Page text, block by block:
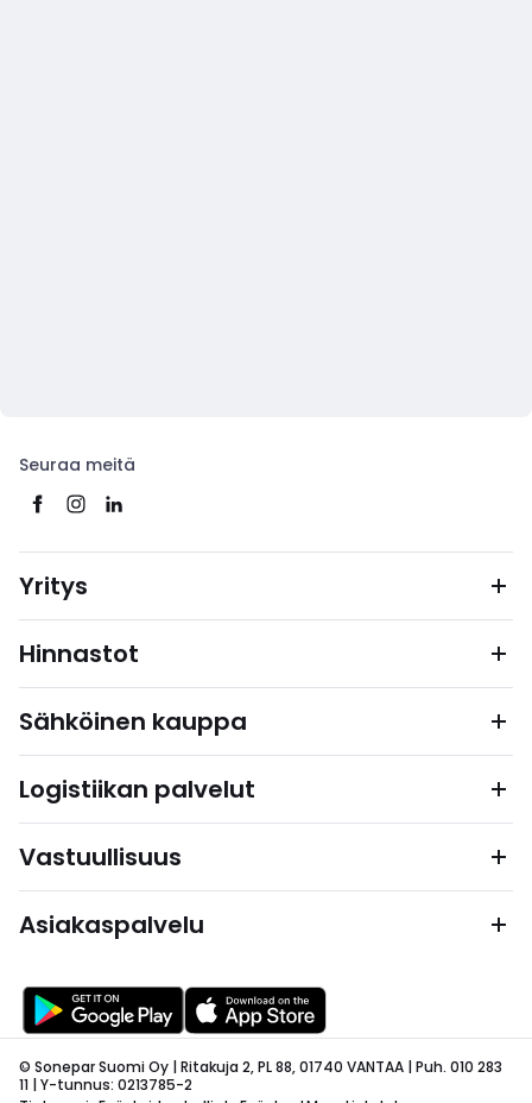
Seuraa meitä
Yritys
Hinnastot
Sähköinen kauppa
Logistiikan palvelut
Vastuullisuus
Asiakaspalvelu
© Sonepar Suomi Oy | Ritakuja 2, PL 88, 01740 VANTAA | Puh. 010 283
11 | Y-tunnus: 0213785-2